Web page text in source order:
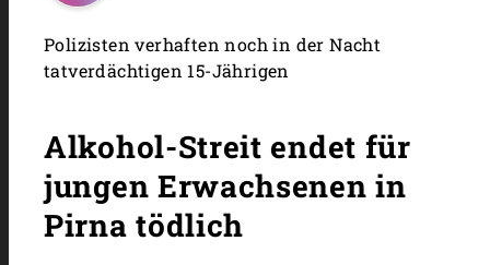
Polizisten verhaften noch in der Nacht
tatverdächtigen 15-Jährigen
Alkohol-Streit endet für
jungen Erwachsenen in
Pirna tödlich